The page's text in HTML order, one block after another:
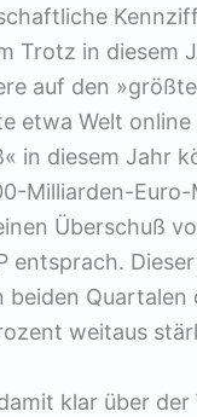
Trotz in diesem
auf den
etwa Welt
in diesem Jahr
Milliarden-
Überschuß
entsprach.
Quartalen
weitaus
klar über